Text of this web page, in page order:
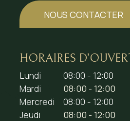
NOUS CONTACTER
HORAIRES
Lundi
08:00 - 12:00
Mardi
08:00 - 12:00
Mercredi
08:00 - 12:00
Jeudi
08:00 - 12:00